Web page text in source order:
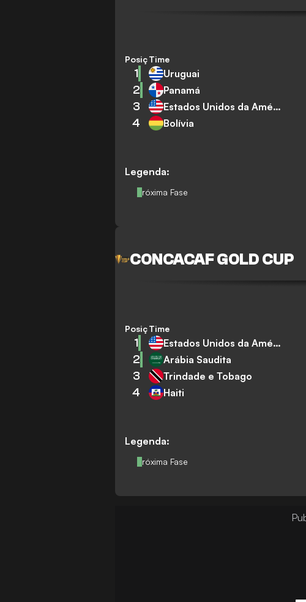
Legenda:
Próxima Fase
PosiçãoTime
1 Uruguai
2 Panamá
3 Estados Unidos da América
4 Bolívia
CONCACAF GOLD CUP
Legenda:
Próxima Fase
PosiçãoTime
1 Estados Unidos da América
2 Arábia Saudita
3 Trindade e Tobago
4 Haiti